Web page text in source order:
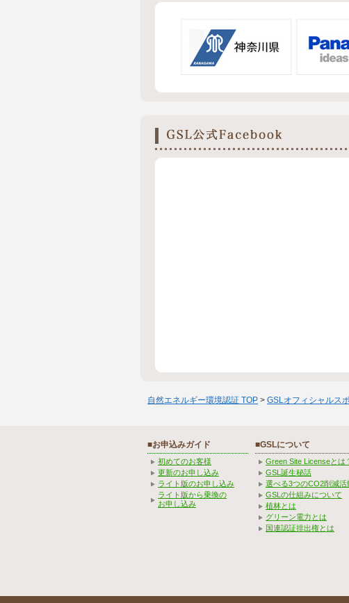
自然エネルギー環境認証 TOP > GSLオフィシャルス
■お申込みガイド
初めてのお客様
更新のお申し込み
ライト版のお申し込み
ライト版から乗換の
お申し込み
■GSLについて
Green Site Licenseとは
GSL誕生秘話
選べる3つのCO2削減活
GSLの仕組みについて
植林とは
グリーン電力とは
国連認証排出権とは